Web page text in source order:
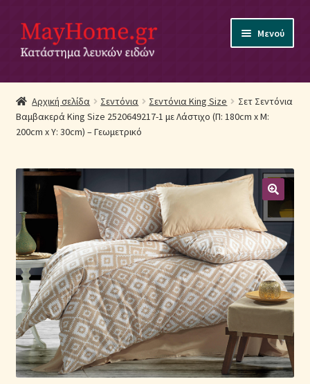
Απευθείας
μετάβαση
στην
Μετάβαση
σε
περιεχόμενο
Μενού
Αρχική
Ακύρωση Παραγγελίας
Βρεφικά Λευκά Είδη
Επικοινωνία
Επιστροφές Προϊόντων
Η εταιρία μας
Η Συλλογή μας σε Κουβερλί
Καλάθι Αγορών
Αρχική σελίδα Σεντόνια Σεντόνια King Size
Σετ Σεντόνια
Βαμβακερά King Size 2520649217-1 με Λάστιχο (Π: 180cm x Μ:
200cm x Υ: 30cm) – Γεωμετρικό